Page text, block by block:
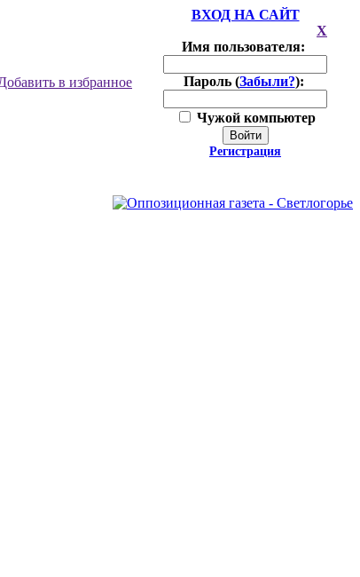
в избранное
ВХОД НА САЙТ
X
Имя пользователя:
Пароль (Забыли?):
Чужой компьютер
Войти
Регистрация